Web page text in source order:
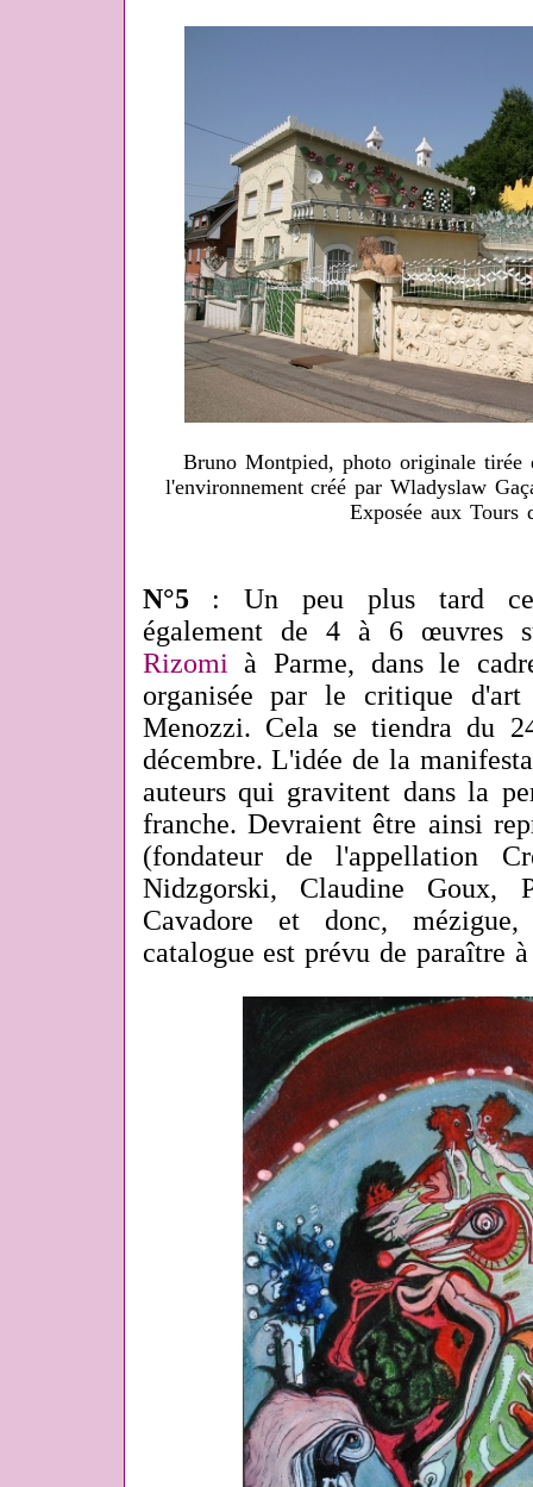
Bruno Montpied, photo originale tirée
l'environnement créé par Wladyslaw
Exposée aux Tours
N°5: Un peu plus tard cet
également de 4 à 6 œuvres
Rizomià Parme, dans le
organisée par le critique
Menozzi. Cela se tiendra du
décembre. L'idée de la
auteurs qui gravitent dans la
franche. Devraient être ainsi
(fondateur de l'appellation
Nidzgorski, Claudine Goux,
Cavadore et donc,
catalogue est prévu de paraître